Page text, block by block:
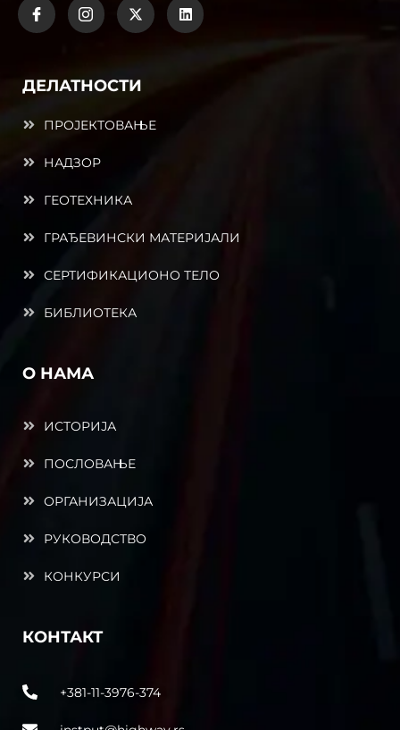
ДЕЛАТНОСТИ
ПРОЈЕКТОВАЊЕ
НАДЗОР
ГЕОТЕХНИКА
ГРАЂЕВИНСКИ МАТЕРИЈАЛИ
СЕРТИФИКАЦИОНО ТЕЛО
БИБЛИОТЕКА
О НАМА
ИСТОРИЈА
ПОСЛОВАЊЕ
ОРГАНИЗАЦИЈА
РУКОВОДСТВО
КОНКУРСИ
КОНТАКТ
+381-11-3976-374